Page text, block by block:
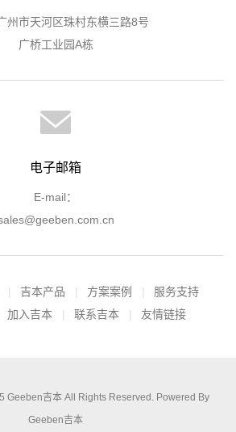
州市天河区珠村东横三路8号
广桥工业园A栋
电子邮箱
E-mail：
吉本产品 方案案例
服务支持
加入吉本 联系吉本 友情链接
Geeben吉本 All Rights Reserved. Powered By
Geeben吉本